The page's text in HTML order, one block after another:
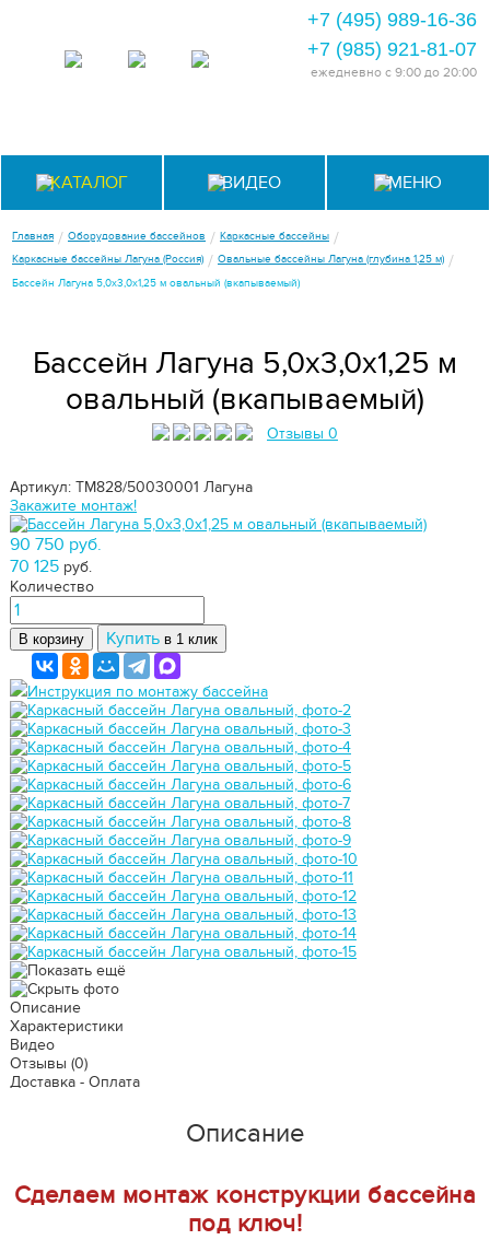
+7 (495) 989-16-36
+7 (985) 921-81-07
ежедневно с 9:00 до 20:00
КАТАЛОГ ВИДЕО МЕНЮ
Главная / Оборудование бассейнов / Каркасные бассейны /
Каркасные бассейны Лагуна (Россия) / Овальные бассейны Лагуна (глубина 1,25 м) /
Бассейн Лагуна 5,0х3,0х1,25 м овальный (вкапываемый)
Бассейн Лагуна 5,0х3,0х1,25 м
овальный (вкапываемый)
Отзывы 0
Артикул: ТМ828/50030001 Лагуна
Закажите монтаж!
90 750 руб.
70 125 руб.
Количество
В корзину Купить в 1 клик
Инструкция по монтажу бассейна
Описание
Характеристики
Видео
Отзывы (0)
Доставка - Оплата
Описание
Сделаем монтаж конструкции бассейна
под ключ!